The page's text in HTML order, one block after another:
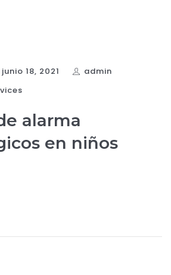
junio 18, 2021
admin
alarma
en niños